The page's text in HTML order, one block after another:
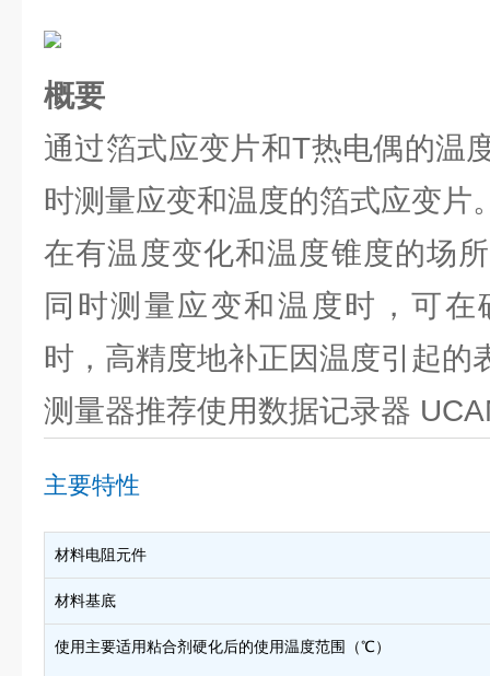
概要
通过箔式应变片和T热电偶的温
时测量应变和温度的箔式应变片
在有温度变化和温度锥度的场
同时测量应变和温度时，可
时，高精度地补正因温度引起的
测量器推荐使用数据记录器
主要特性
材料电阻元件
材料基底
使用主要适用粘合剂硬化后的使用温度范围（℃）